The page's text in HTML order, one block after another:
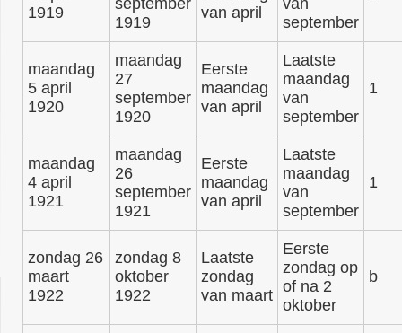
1919
september
1919
van april
van
september
maandag
5 april
1920
maandag
27
september
1920
Eerste
maandag
van april
Laatste
maandag
van
september
1
maandag
4 april
1921
maandag
26
september
1921
Eerste
maandag
van april
Laatste
maandag
van
september
1
zondag 26
maart
1922
zondag 8
oktober
1922
Laatste
zondag
van maart
Eerste
zondag op
of na 2
oktober
b